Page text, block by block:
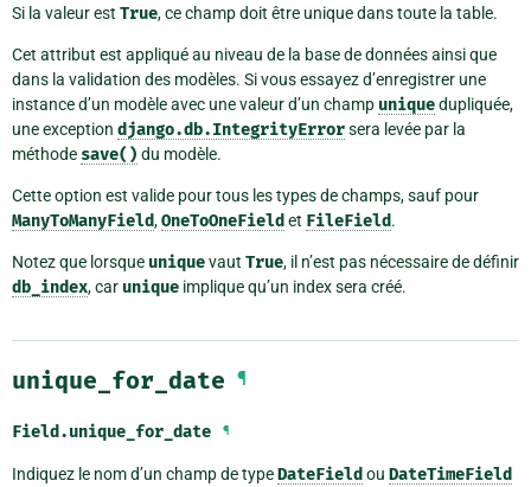
Si la valeur est True, ce champ doit être unique dans toute la table.
Cet attribut est appliqué au niveau de la base de données ainsi que
dans la validation des modèles. Si vous essayez d’enregistrer une
instance d’un modèle avec une valeur d’un champ uniquedupliquée,
une exception django.db.IntegrityErrorsera levée par la
méthode save() du modèle.
Cette option est valide pour tous les types de champs, sauf pour
ManyToManyField,OneToOneField et FileField.
Notez que lorsque uniquevaut True, il n’est pas nécessaire de définir
db_index, car unique implique qu’un index sera créé.
unique_for_date ¶
Field.unique_for_date ¶
Indiquez le nom d’un champ de typeDateField ou DateTimeField